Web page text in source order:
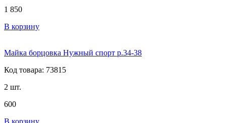
1 850
В корзину
Майка борцовка Нужный спорт р.34-38
Код товара: 73815
2 шт.
600
В корзину